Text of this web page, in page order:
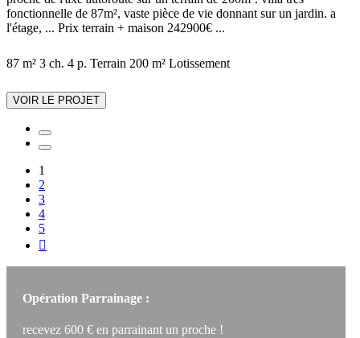
fonctionnelle de 87m², vaste pièce de vie donnant sur un jardin. a
l'étage, ... Prix terrain + maison 242900€ ...
87 m² 3 ch. 4 p. Terrain 200 m² Lotissement
VOIR LE PROJET
1
2
3
4
5

Opération Parrainage :
recevez 600 € en parrainant un proche !